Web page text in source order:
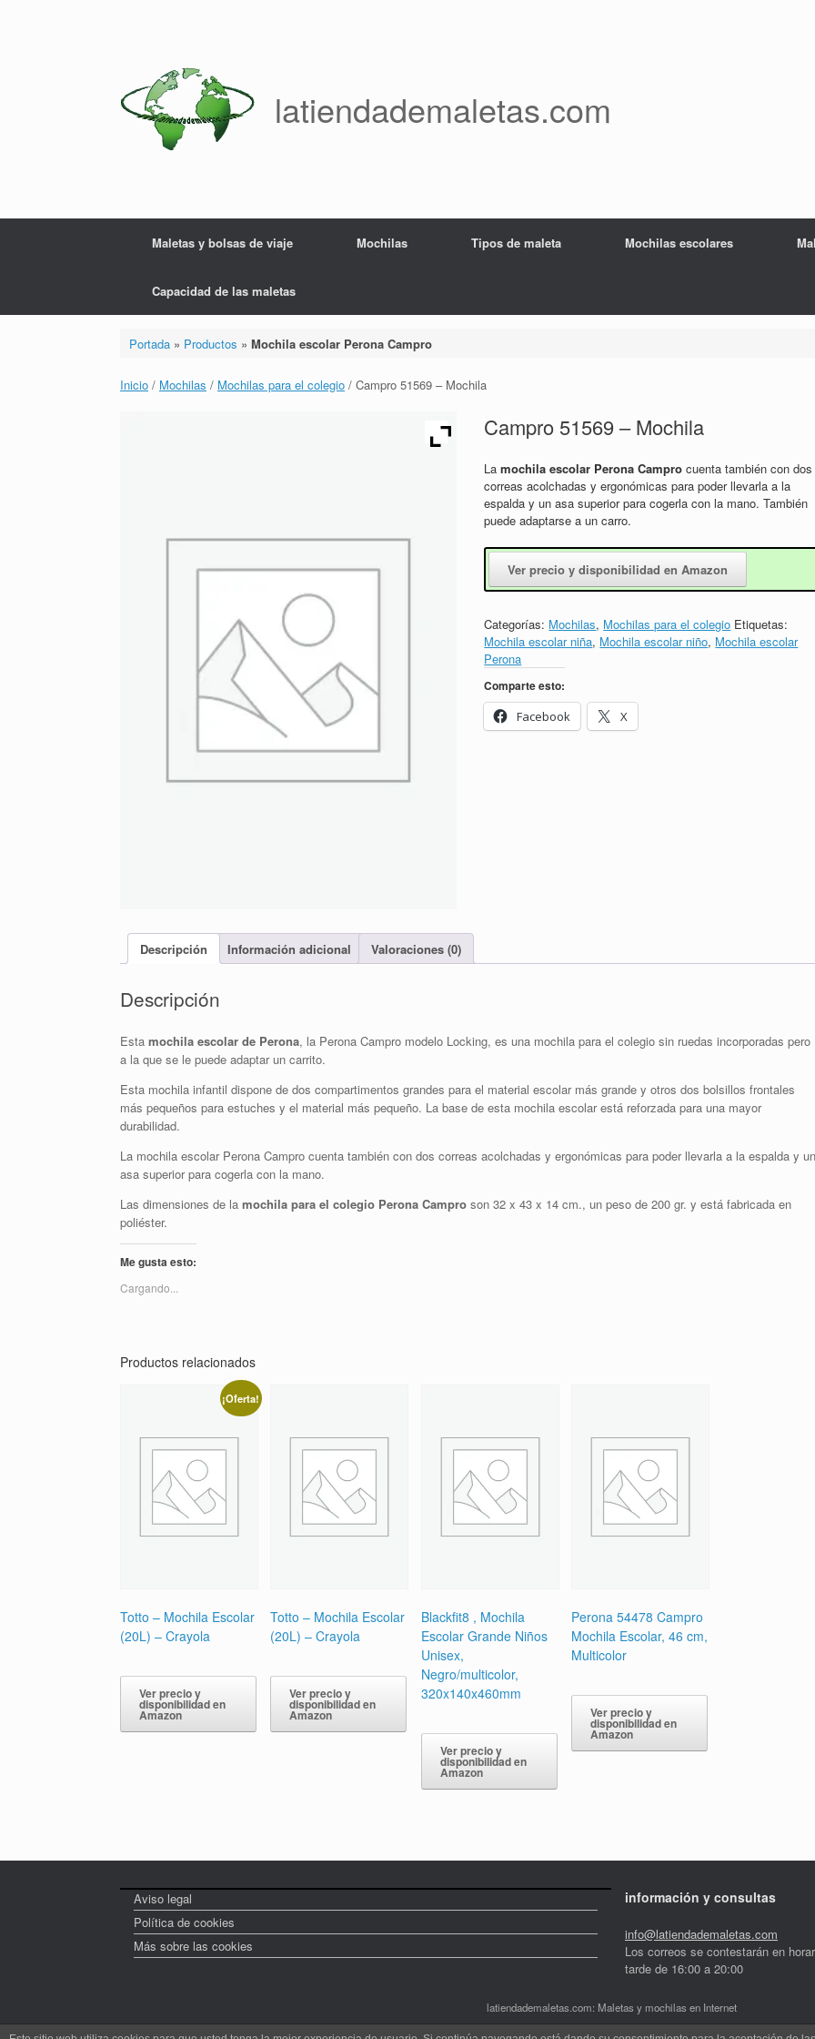
latiendademaletas.com
Maletas y bolsas de viaje Mochilas Tipos de maleta Mochilas escolares
Capacidad de las maletas
Portada» Productos » Mochila escolar Perona Campro
Inicio / Mochilas / Mochilas para el colegio / Campro 51569 – Mochila
Campro 51569 – Mochila
Lamochila escolar Perona Campro cuenta también con dos
correas acolchadas y ergonómicas para poder llevarla a la
espalda y un asa superior para cogerla con la mano. También
puede adaptarse a un carro.
Ver precio y disponibilidad en Amazon
Categorías: Mochilas, Mochilas para el colegio Etiquetas:
Mochila escolar niña, Mochila escolar niño, Mochila escolar
Perona
Comparte esto:
Facebook
X
Descripción Información adicional Valoraciones (0)
Descripción
Esta mochila escolar de Perona, la Perona Campro modelo Locking, es una mochila para el colegio sin ruedas incorporadas pero
a la que se le puede adaptar un carrito.
Esta mochila infantil dispone de dos compartimentos grandes para el material escolar más grande y otros dos bolsillos frontales
más pequeños para estuches y el material más pequeño. La base de esta mochila escolar está reforzada para una mayor
durabilidad.
La mochila escolar Perona Campro cuenta también con dos correas acolchadas y ergonómicas para poder llevarla a la espalda y un
asa superior para cogerla con la mano.
Las dimensiones de la mochila para el colegio Perona Campro son 32 x 43 x 14 cm., un peso de 200 gr. y está fabricada en
poliéster.
Me gusta esto:
Cargando...
Productos relacionados
¡Oferta!
Totto – Mochila Escolar
(20L) – Crayola
Ver precio y
disponibilidad en
Amazon
Totto – Mochila Escolar
(20L) – Crayola
Ver precio y
disponibilidad en
Amazon
Blackfit8 , Mochila
Escolar Grande Niños
Unisex,
Negro/multicolor,
320x140x460mm
Ver precio y
disponibilidad en
Amazon
Perona 54478 Campro
Mochila Escolar, 46 cm,
Multicolor
Ver precio y
disponibilidad en
Amazon
Aviso legal
Política de cookies
Más sobre las cookies
información y consultas
info@latiendademaletas.com
Los correos se contestarán en
tarde de 16:00 a 20:00
latiendademaletas.com: Maletas y mochilas en Internet